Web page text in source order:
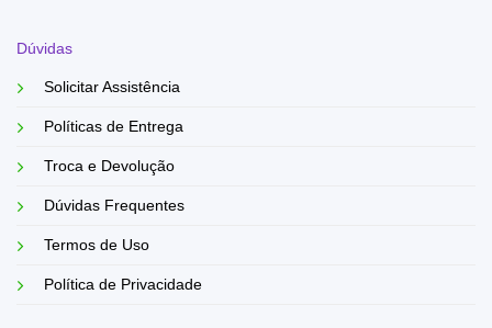
Dúvidas
Solicitar Assistência
Políticas de Entrega
Troca e Devolução
Dúvidas Frequentes
Termos de Uso
Política de Privacidade